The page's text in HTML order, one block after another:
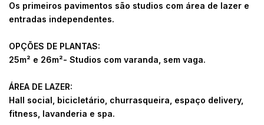
Os primeiros pavimentos são studios com área de lazer e
entradas independentes.
OPÇÕES DE PLANTAS:
25m² e 26m²- Studios com varanda, sem vaga.
ÁREA DE LAZER:
Hall social, bicicletário, churrasqueira, espaço delivery,
fitness, lavanderia e spa.